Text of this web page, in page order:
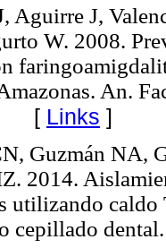
Aguirre J,
W. 2008.
An.
Links ]
Guzmán NA,
2014.
utilizando
cepillado